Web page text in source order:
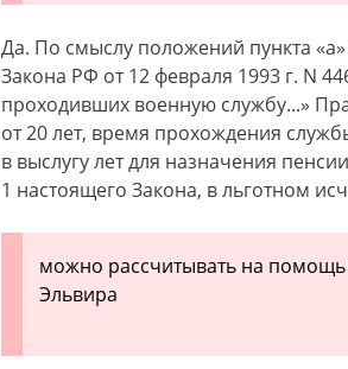
Да. По смыслу положений пункта «а»
Закона РФ от 12 февраля 1993 г. N
проходивших военную службу...»
от 20 лет, время прохождения
в выслугу лет для назначения
1 настоящего Закона, в льготном
можно рассчитывать на
Эльвира